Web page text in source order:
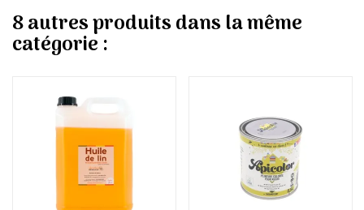
8 autres produits dans la même
catégorie :